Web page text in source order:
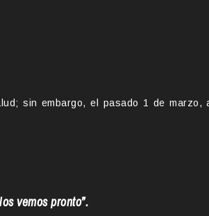
sin embargo, el pasado 1 de marzo,
vemos pronto”.